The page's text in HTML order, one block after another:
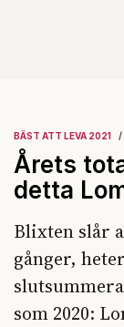
BÄST ATT LEVA 2021
Årets
detta
Blixten slår
gånger,
som 2020: